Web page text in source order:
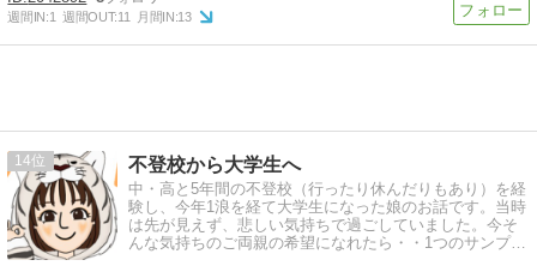
週間IN:1 週間OUT:11 月間IN:13
14 不登校から大学生へ
中・高と5年間の不登校（行ったり休んだりもあり）を経
験し、今年1浪を経て大学生になった娘のお話です。当時
は先が見えず、悲しい気持ちで過ごしていました。今そ
んな気持ちのご両親の希望になれたら・・1つのサンプル